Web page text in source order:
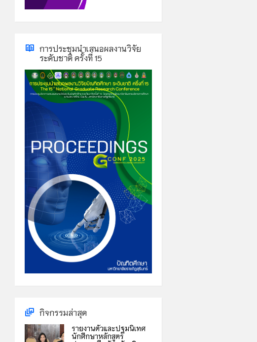
การประชุมนำเสนอผลงานวิจัย
ระดับชาติ ครั้งที่ 15
กิจกรรมล่าสุด
รายงานตัวและปฐมนิเทศ
นักศึกษาหลักสูตร